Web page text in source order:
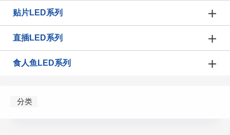
贴片LED系列
直插LED系列
食人鱼LED系列
分类